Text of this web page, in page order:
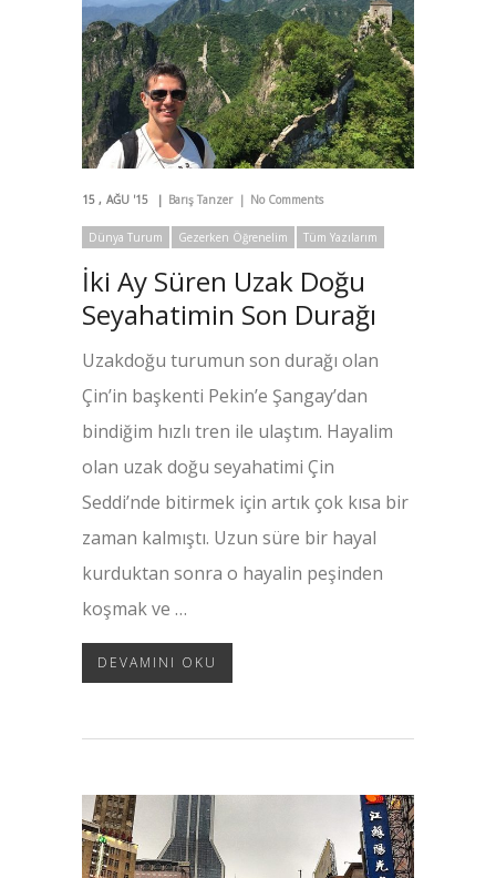
15 AĞU '15 Barış Tanzer No Comments
Dünya Turum Gezerken Öğrenelim Tüm Yazılarım
İki Ay Süren Uzak Doğu
Seyahatimin Son Durağı
Uzakdoğu turumun son durağı olan
Çin’in başkenti Pekin’e Şangay’dan
bindiğim hızlı tren ile ulaştım. Hayalim
olan uzak doğu seyahatimi Çin
Seddi’nde bitirmek için artık çok kısa bir
zaman kalmıştı. Uzun süre bir hayal
kurduktan sonra o hayalin peşinden
koşmak ve …
DEVAMINI OKU